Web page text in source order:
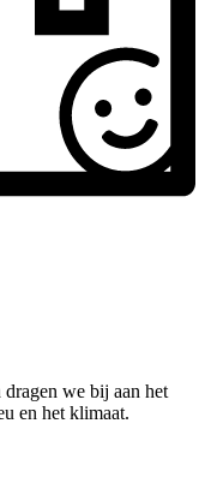
we bij aan het
en het klimaat.